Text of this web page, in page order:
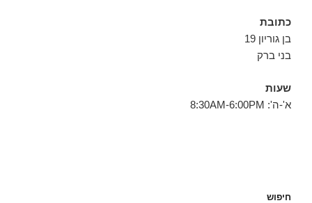
כתובת
בן גוריון 19
בני ברק
שעות
א'-ה': 8:30AM-6:00PM
חיפוש